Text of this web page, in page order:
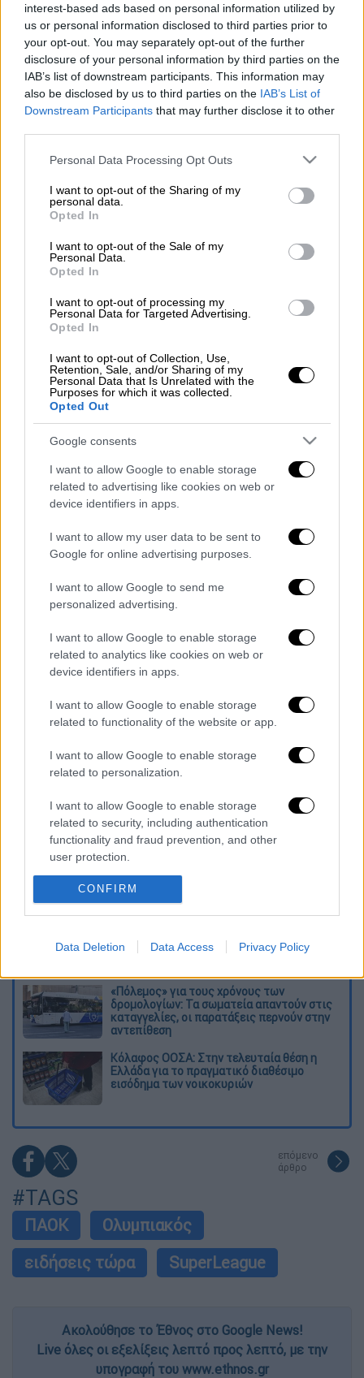
interest-based ads based on personal information utilized by
us or personal information disclosed to third parties prior to
your opt-out. You may separately opt-out of the further
disclosure of your personal information by third parties on the
IAB’s list of downstream participants. This information may
also be disclosed by us to third parties on the IAB’s List of
Downstream Participants that may further disclose it to other
Please note that this website/app uses one or more Google
not limited to your visit or usage behaviour. You may click to
grant or deny consent to Google and its third-party tags to
use your data for below specified purposes in below Google
consent section.
Personal Data Processing Opt Outs
I want to opt-out of the Sharing of my
personal data.
Opted In
I want to opt-out of the Sale of my
Personal Data.
Opted In
I want to opt-out of processing my
Personal Data for Targeted Advertising.
Opted In
I want to opt-out of Collection, Use,
Retention, Sale, and/or Sharing of my
Personal Data that Is Unrelated with the
Purposes for which it was collected.
Opted Out
Google consents
I want to allow Google to enable storage
related to advertising like cookies on web or
device identifiers in apps.
I want to allow my user data to be sent to
Google for online advertising purposes.
I want to allow Google to send me
personalized advertising.
I want to allow Google to enable storage
related to analytics like cookies on web or
device identifiers in apps.
I want to allow Google to enable storage
related to functionality of the website or app.
I want to allow Google to enable storage
related to personalization.
I want to allow Google to enable storage
related to security, including authentication
functionality and fraud prevention, and other
user protection.
CONFIRM
Data Deletion Data Access Privacy Policy
Προσθέστε το ΕΘΝΟΣ στη Google
ΟΟλυμπιακός ήταν ο μεγάλος νικητής στο
ντέρμπι τηςΤούμπας(0-1) καθώς το γκολ
τουΣαμασέκουδιατήρησε τους Πειραιώτες
στην τρίτη θέση της βαθμολογίας τηςSuper
League. ΟΠΑΟΚέχασε αλλά δεν χάθηκε
καθώς θα έχει δεύτερη ευκαιρία στον τελικό
απέναντι στην ΑΕΚ προκειμένου να
πανηγυρίσει έναν τίτλο αλλά και να
εξασφαλίσει και το «καλό» ευρωπαϊκό
εισιτήριο...
Ο ΠΑΟΚ άρχισε καλά το παιχνίδι,
προσπάθησε να απειλήσει τον Ολυμπιακό,
αλλά τελικά οι Ερυθρόλευκοι άνοιξαν το
και ο Σαμασέκου που πάτησε την αντίπαλη
περιοχή πέτυχε το 0-1. Όσο κι αν
προσπάθησε στη συνέχεια ο Δικέφαλος δεν
βρήκε το γκολ της ισοφάρισης και ως εκ
τούτου το ματς τελείωσε με τους
Ερυθρόλευκους να πανηγυρίζουν τη δεύτερη
σερί νίκη τους σε ντέρμπι μετά την
επικράτηση και με τον Παναθηναϊκό στο
Καραϊσκάκη.
(Ραζβάν Λουτσέσκου): Κοτάρσκι, Ράφα
Σοάρες, Νάσμπεργκ (46' Κουλιεράκης),
Ίνγκασον, Κεντζιόρα, Ντάντας (64' Σβαμπ),
Αουγκούστο (76' Φιλίπερ Σοάρες),
Κωνσταντέλιας, Μπίσεσβαρ (64' Τάισον),
Ζίβκοβιτς, Μπράντον Τόμας (82' Τζίμας).
Ολυμπιακός(Ζοζέ Ανιγκό): Τζολάκης,
Ρέαμπτσιουκ, Ντόι, Παπασταθόπουλος,
Ροντινέι, Σαμασέκου, Εμβιλά, Χουάνγκ (78'
Κασάμι), Φορτούνης (77' Μασούρας), Μπιέλ
Διαβάστε ακόμη
Δημιούργησαν με AI νέους ιούς μέσα σε
επιστήμονες
κλόουν μαχαίρωσε μέχρι θανάτου
ηλικιωμένο - Τον κατέγραψε κάμερα
«Πόλεμος» για τους χρόνους των
δρομολογίων: Τα σωματεία απαντούν στις
καταγγελίες, οι παρατάξεις περνούν στην
αντεπίθεση
Κόλαφος ΟΟΣΑ: Στην τελευταία θέση η
Ελλάδα για το πραγματικό διαθέσιμο
εισόδημα των νοικοκυριών
επόμενο
άρθρο
#TAGS
ΠΑΟΚ
Ολυμπιακός
ειδήσεις τώρα
SuperLeague
Ακολούθησε το Έθνος στο Google News!
Live όλες οι εξελίξεις λεπτό προς λεπτό, με την
υπογραφή του www.ethnos.gr